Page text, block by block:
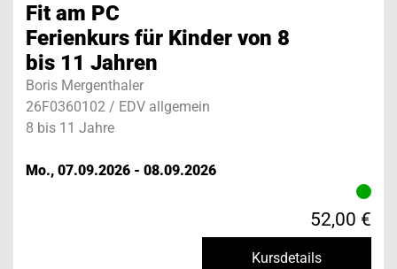
Fit am PC
Ferienkurs für Kinder von 8
bis 11 Jahren
Boris Mergenthaler
26F0360102 / EDV allgemein
8 bis 11 Jahre
Mo., 07.09.2026 - 08.09.2026
52,00 €
Kursdetails